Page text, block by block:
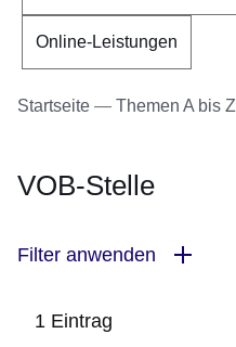
Online-Leistungen
Startseite Themen A bis Z
VOB-Stelle
Filter anwenden
1 Eintrag